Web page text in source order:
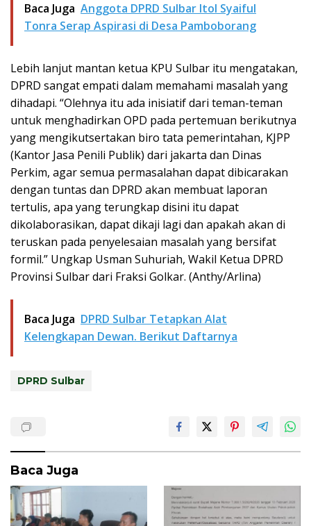
Baca Juga Anggota DPRD Sulbar Itol Syaiful
Tonra Serap Aspirasi di Desa Pamboborang
Lebih lanjut mantan ketua KPU Sulbar itu mengatakan,
DPRD sangat empati dalam memahami masalah yang
dihadapi. “Olehnya itu ada inisiatif dari teman-teman
untuk menghadirkan OPD pada pertemuan berikutnya
yang mengikutsertakan biro tata pemerintahan, KJPP
(Kantor Jasa Penili Publik) dari jakarta dan Dinas
Perkim, agar semua permasalahan dapat dibicarakan
dengan tuntas dan DPRD akan membuat laporan
tertulis, apa yang terungkap disini itu dapat
dikolaborasikan, dapat dikaji lagi dan apakah akan di
teruskan pada penyelesaian masalah yang bersifat
formil.” Ungkap Usman Suhuriah, Wakil Ketua DPRD
Provinsi Sulbar dari Fraksi Golkar. (Anthy/Arlina)
Baca Juga DPRD Sulbar Tetapkan Alat
Kelengkapan Dewan. Berikut Daftarnya
DPRD Sulbar
Baca Juga